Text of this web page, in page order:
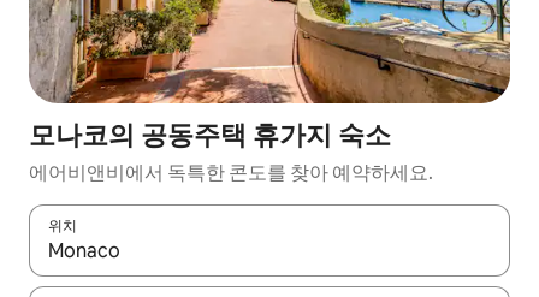
모나코의 공동주택 휴가지 숙소
에어비앤비에서 독특한 콘도를 찾아 예약하세요.
위치
결과가 나오면 위·아래 화살표 키를 사용하거나 터치 또는 스와이